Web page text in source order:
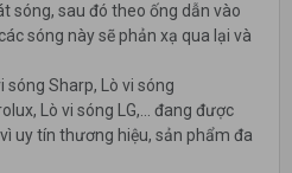
sóng, sau đó theo ống dẫn vào
sóng này sẽ phản xạ qua lại và
sóng Sharp, Lò vi sóng
Lò vi sóng LG,... đang được
uy tín thương hiệu, sản phẩm đa